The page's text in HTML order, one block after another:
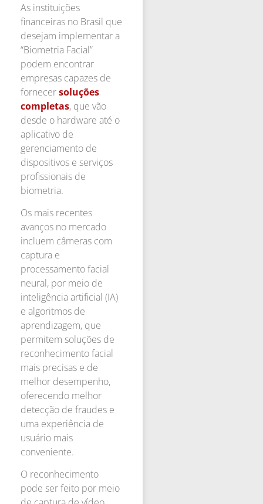
As instituições
financeiras no Brasil que
desejam implementar a
“Biometria Facial”
podem encontrar
empresas capazes de
fornecersoluções
completas, que vão
desde o hardware até o
aplicativo de
gerenciamento de
dispositivos e serviços
profissionais de
biometria.
Os mais recentes
avanços no mercado
incluem câmeras com
captura e
processamento facial
neural, por meio de
inteligência artificial (IA)
e algoritmos de
aprendizagem, que
permitem soluções de
reconhecimento facial
mais precisas e de
melhor desempenho,
oferecendo melhor
detecção de fraudes e
uma experiência de
usuário mais
conveniente.
O reconhecimento
pode ser feito por meio